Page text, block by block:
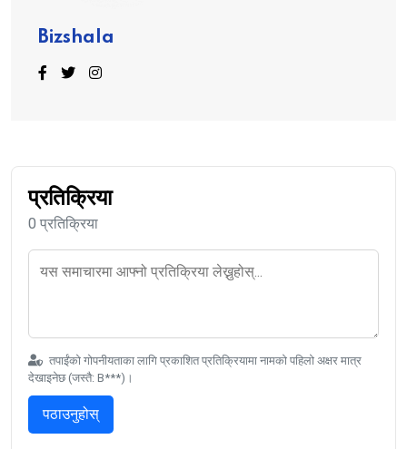
Bizshala
प्रतिक्रिया
0 प्रतिक्रिया
तपाईंको गोपनीयताका लागि प्रकाशित प्रतिक्रियामा नामको पहिलो अक्षर मात्र
देखाइनेछ (जस्तै: B***)।
पठाउनुहोस्